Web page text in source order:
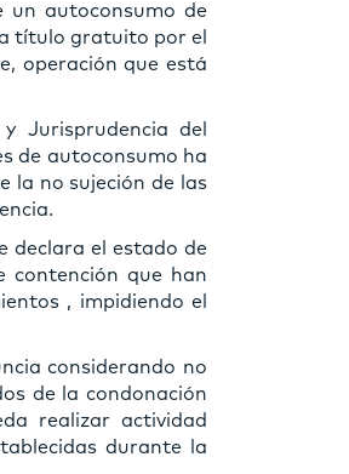
un autoconsumo de
título gratuito por el
operación que está
Jurisprudencia del
de autoconsumo ha
la no sujeción de las
declara el estado de
contención que han
, impidiendo el
considerando no
de la condonación
realizar actividad
durante la